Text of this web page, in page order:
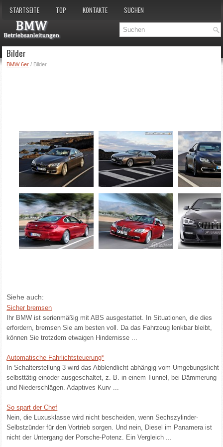
STARTSEITE TOP KONTAKTE SUCHEN
Bilder
BMW 6er / Bilder
Siehe auch:
Sicher bremsen
Ihr BMW ist serienmäßig mit ABS ausgestattet. In Situationen, die dies
erfordern, bremsen Sie am besten voll. Da das Fahrzeug lenkbar bleibt,
können Sie trotzdem etwaigen Hindernisse ...
Automatische Fahrlichtsteuerung*
In Schalterstellung 3 wird das Abblendlicht abhängig vom Umgebungslicht
selbsttätig einoder ausgeschaltet, z. B. in einem Tunnel, bei Dämmerung
und Niederschlägen. Adaptives Kurv ...
So spart der Chef
Nein, die Luxusklasse wird nicht bescheiden, wenn Sechszylinder-
Selbstzünder für den Vortrieb sorgen. Und nein, Diesel im Panamera ist
nicht der Untergang der Porsche-Potenz. Ein Vergleich ...